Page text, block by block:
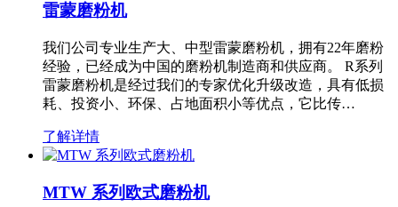
雷蒙磨粉机
我们公司专业生产大、中型雷蒙磨粉机，拥有22年磨粉
经验，已经成为中国的磨粉机制造商和供应商。 R系列
雷蒙磨粉机是经过我们的专家优化升级改造，具有低损
耗、投资小、环保、占地面积小等优点，它比传…
了解详情
MTW 系列欧式磨粉机